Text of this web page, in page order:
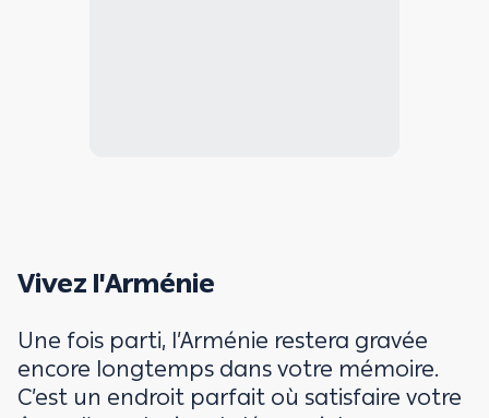
Vivez l'Arménie
Une fois parti, l’Arménie restera gravée
encore longtemps dans votre mémoire.
C’est un endroit parfait où satisfaire votre